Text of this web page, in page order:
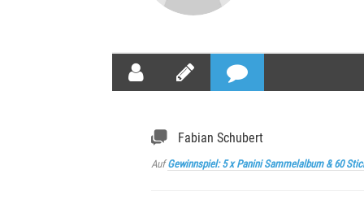
Fabian Schubert
AufGewinnspiel: 5 x Panini Sammelalbum & 60